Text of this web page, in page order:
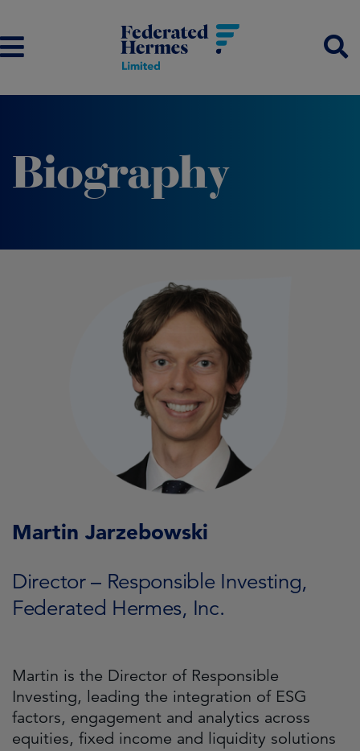
Biography
Martin Jarzebowski
Director – Responsible Investing,
Federated Hermes, Inc.
Martin is the Director of Responsible
Investing, leading the integration of ESG
factors, engagement and analytics across
equities, fixed income and liquidity solutions